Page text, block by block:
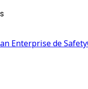
Enterprise de